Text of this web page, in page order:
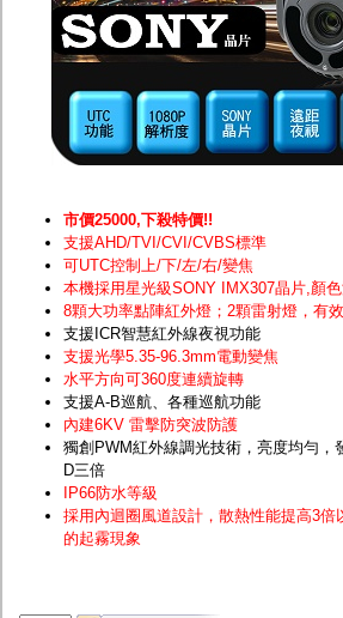
網路線
懶人線.同軸線.花線
線頭.插座.延長線.HDMI線
變壓器.避雷器
轉接頭
偽裝嚇阻假監視器. 警示防盜貼紙
客訂商品
市價25000,下殺特價!!
支援AHD/TVI/CVI/CVBS標準
可UTC控制上/下/左/右/變焦
本機採用星光級SONY IMX307晶片,顏
8顆大功率點陣紅外燈；2顆雷射燈，有
支援ICR智慧紅外線夜視功能
支援光學5.35-96.3mm電動變焦
水平方向可360度連續旋轉
支援A-B巡航、各種巡航功能
內建6KV 雷擊防突波防護
獨創PWM紅外線調光技術，亮度均勻，
D三倍
IP66防水等級
採用內迴圈風道設計，散熱性能提高3倍
的起霧現象